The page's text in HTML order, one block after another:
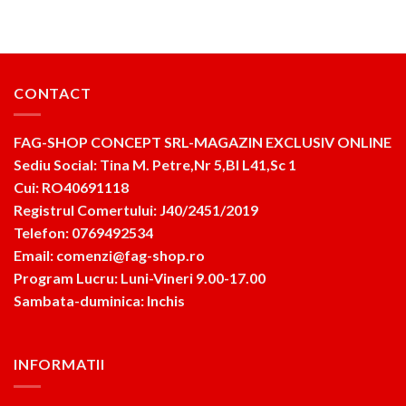
CONTACT
FAG-SHOP CONCEPT SRL-MAGAZIN EXCLUSIV ONLINE
Sediu Social: Tina M. Petre,Nr 5,Bl L41,Sc 1
Cui: RO40691118
Registrul Comertului: J40/2451/2019
Telefon: 0769492534
Email: comenzi@fag-shop.ro
Program Lucru: Luni-Vineri 9.00-17.00
Sambata-duminica: Inchis
INFORMATII